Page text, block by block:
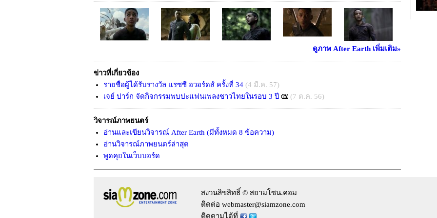
ดูภาพ After Earth เพิ่มเติม»
ข่าวที่เกี่ยวข้อง
รายชื่อผู้ได้รับรางวัล แรซซี อวอร์ดส์ ครั้งที่ 34 (4 มี.ค. 57)
เจย์ ปาร์ก จัดกิจกรรมพบปะแฟนเพลงชาวไทยในรอบ 3 ปี
(7 ต.ค. 56)
วิจารณ์ภาพยนตร์
อ่านและเขียนวิจารณ์ After Earth (มีทั้งหมด 8 ข้อความ)
อ่านวิจารณ์ภาพยนตร์ล่าสุด
พูดคุยในเว็บบอร์ด
สงวนลิขสิทธิ์ © สยามโซน.คอม
ติดต่อ webmaster@siamzone.com
ติดตามได้ที่